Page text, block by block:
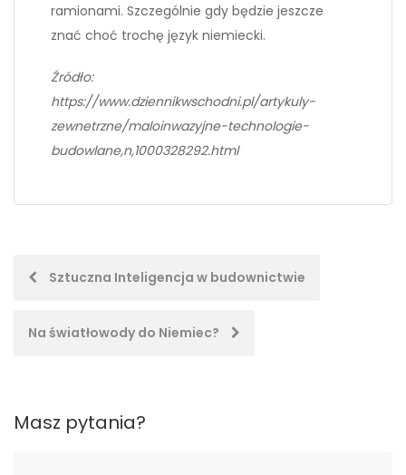
ramionami. Szczególnie gdy będzie jeszcze
znać choć trochę język niemiecki.
Źródło:
https://www.dziennikwschodni.pl/artykuly-
zewnetrzne/maloinwazyjne-technologie-
budowlane,n,1000328292.html
PostSztuczna Inteligencja w budownictwie
Na światłowody do Niemiec?
Masz pytania?